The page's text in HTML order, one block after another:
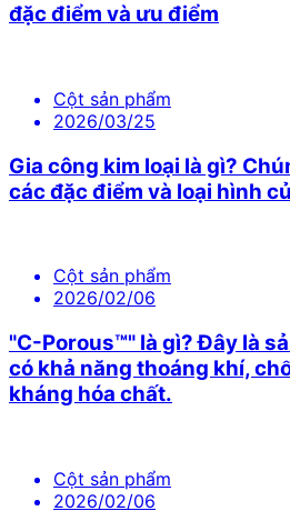
đặc điểm và ưu điểm
Cột sản phẩm
2026/03/25
Gia công kim loại là gì?
các đặc điểm và loại hình
Cột sản phẩm
2026/02/06
"C-Porous™" là gì? Đây là
có khả năng thoáng khí,
kháng hóa chất.
Cột sản phẩm
2026/02/06